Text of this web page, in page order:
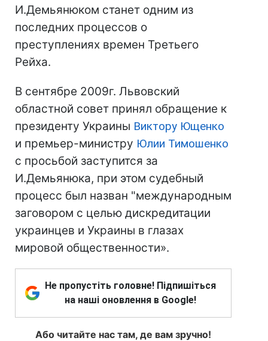
И.Демьянюком станет одним из
последних процессов о
преступлениях времен Третьего
Рейха.
В сентябре 2009г. Львовский
областной совет принял обращение к
президенту Украины Виктору Ющенко
и премьер-министру Юлии Тимошенко
с просьбой заступится за
И.Демьянюка, при этом судебный
процесс был назван "международным
заговором с целью дискредитации
украинцев и Украины в глазах
мировой общественности».
Не пропустіть головне! Підпишіться
на наші оновлення в Google!
Або читайте нас там, де вам зручно!